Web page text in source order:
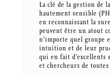
La clé de la gestion de
hautement sensible
en reconnaissant la
peuvent être un atout
n’importe quel groupe
intuition et de leur
qui en fait d’excellents
et chercheurs de